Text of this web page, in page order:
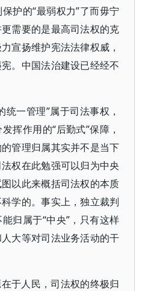
护的“最弱权力”了而毋宁
需要的是最高司法权的克
宣扬维护宪法法律权威，
。中国法治建设已经经不
统一管理”属于司法事权，
挥作用的“后勤式”保障，
管理归属其实并不是当下
权在此勉强可以归为中央
以此来概括司法权的本质
学的。事实上，独立裁判
归属于“中央”，只有这样
大等对司法业务活动的干
于人民，司法权的终极归